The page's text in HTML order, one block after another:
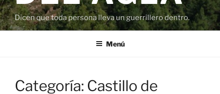
Dicen que toda persona lleva un guerrillero dentro.
Menú
Categoría: Castillo de